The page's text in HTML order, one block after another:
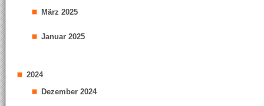
März 2025
Januar 2025
2024
Dezember 2024